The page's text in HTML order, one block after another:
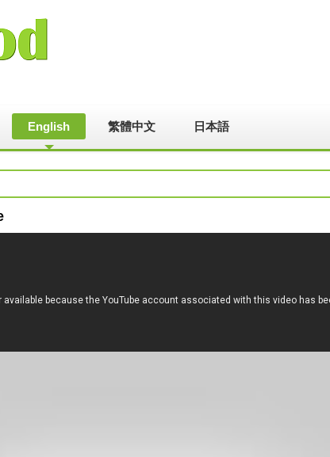
English 繁體中文 日本語